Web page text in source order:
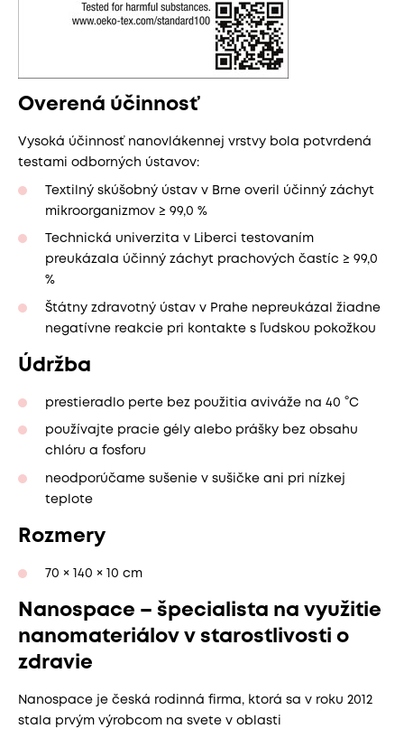
Overená účinnosť
Vysoká účinnosť nanovlákennej vrstvy bola potvrdená
testami odborných ústavov:
Textilný skúšobný ústav v Brne overil účinný záchyt
mikroorganizmov ≥ 99,0 %
Technická univerzita v Liberci testovaním
preukázala účinný záchyt prachových častíc ≥ 99,0
%
Štátny zdravotný ústav v Prahe nepreukázal žiadne
negatívne reakcie pri kontakte s ľudskou pokožkou
Údržba
prestieradlo perte bez použitia aviváže na 40 °C
používajte pracie gély alebo prášky bez obsahu
chlóru a fosforu
neodporúčame sušenie v sušičke ani pri nízkej
teplote
Rozmery
70 × 140 × 10 cm
Nanospace – špecialista na využitie
nanomateriálov v starostlivosti o
zdravie
Nanospace je česká rodinná firma, ktorá sa v roku 2012
stala prvým výrobcom na svete v oblasti